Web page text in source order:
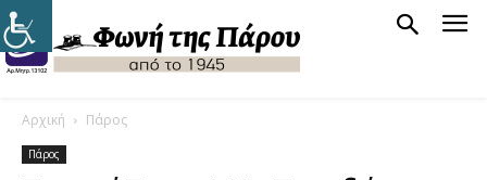
Αρχική Πάρος
Πάρος